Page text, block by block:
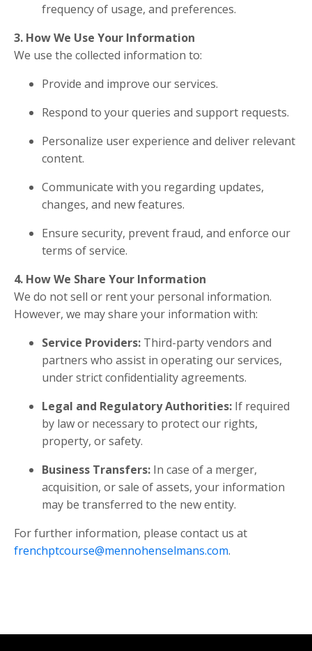
frequency of usage, and preferences.
3. How We Use Your Information
We use the collected information to:
Provide and improve our services.
Respond to your queries and support requests.
Personalize user experience and deliver relevant
content.
Communicate with you regarding updates,
changes, and new features.
Ensure security, prevent fraud, and enforce our
terms of service.
4. How We Share Your Information
We do not sell or rent your personal information.
However, we may share your information with:
Service Providers: Third-party vendors and
partners who assist in operating our services,
under strict confidentiality agreements.
Legal and Regulatory Authorities: If required
by law or necessary to protect our rights,
property, or safety.
Business Transfers: In case of a merger,
acquisition, or sale of assets, your information
may be transferred to the new entity.
For further information, please contact us at
frenchptcourse@mennohenselmans.com.